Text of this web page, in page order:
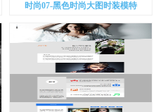
时尚07-黑色时尚大图时装模特
bootstrap